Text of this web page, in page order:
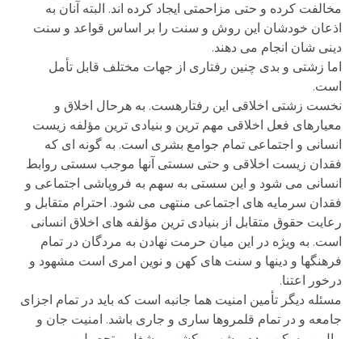
مخالفت کرده و حتی مزاحمتی ایجاد کرده اند. البته آنان به
اذعان خودشان این روش و سنت را بر اساس قواعد و سنت
دینی شان انجام می دهند.
اما زشتی و بدی چنین رفتاری از جهات مختلف قابل تأمل
است.
نخست زشتی اخلاقی این رفتارهست. به هرحال اخلاق و
معیارهای فعل اخلاقی مهم ترین و بنیادی ترین مؤلفه زیست
انسانی و اجتماعی تمام جوامع بشری است. به گونه ای که
فقدان زیست اخلاقی و حتی سستی آنها موجب سستی روابط
انسانی می شود و این سستی به سهم به فروپاشی اجتماعی و
فقدان سرمایه های اجتماعی منتهی می شود. احترام متقابل و
رعایت حقوق متقابل از بنیادی ترین مؤلفه های اخلاق انسانی
است. به ویژه در این میان حرمت نهادن به مردگان در تمام
فرهنگها و دینها و سنت های کهن و نوین امری است مشهود و
درخور اعتنا.
مسئله دیگر تأمین امنیت هما جانبه است که باید در تمام اجزای
جامعه و در تمام قلمروها ساری و جاری باشد. امنیت جان و